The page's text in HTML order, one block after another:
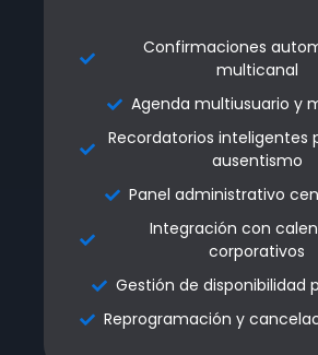
Confirmaciones
multicanal
Agenda multiusuario y
Recordatorios inteligentes
ausentismo
Panel administrativo
Integración con
corporativos
Gestión de disponibilidad
Reprogramación y
Confirmaciones
multicanal
Agenda multiusuario y
Recordatorios inteligentes
ausentismo
Panel administrativo
Integración con
corporativos
Gestión de disponibilidad
Reprogramación y